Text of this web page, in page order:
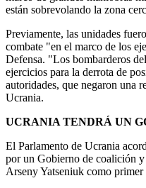
están sobrevolando la zona
Previamente, las unidades
combate "en el marco de los
Defensa. "Los bombarderos
ejercicios para la derrota de
autoridades, que negaron una
Ucrania.
UCRANIA TENDRÁ UN
El Parlamento de Ucrania
por un Gobierno de coalición
Arseny Yatseniuk como